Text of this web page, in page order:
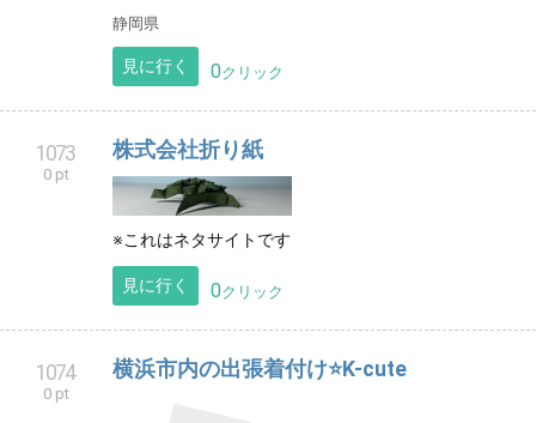
静岡県
見に行く 0クリック
1073
0 pt
株式会社折り紙
※これはネタサイトです
見に行く 0クリック
1074
0 pt
横浜市内の出張着付け⭐K-cute